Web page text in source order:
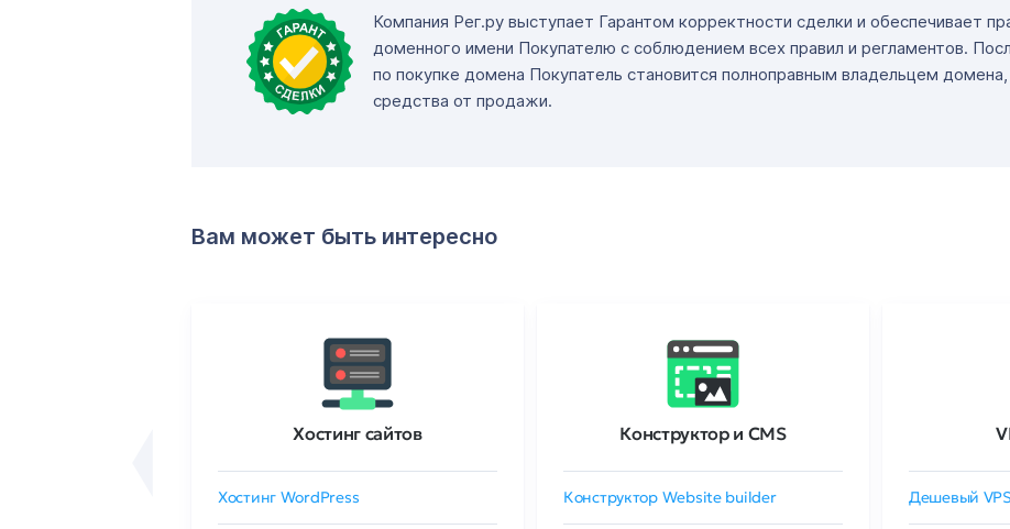
Компания Рег.ру выступает Гарантом корректности сделки и обеспечивает
доменного имени Покупателю с соблюдением всех правил и регламентов.
по покупке домена Покупатель становится полноправным владельцем
средства от продажи.
Вам может быть интересно
Хостинг сайтов
Хостинг WordPress
Конструктор и CMS
Конструктор Website builder Дешевый VPS